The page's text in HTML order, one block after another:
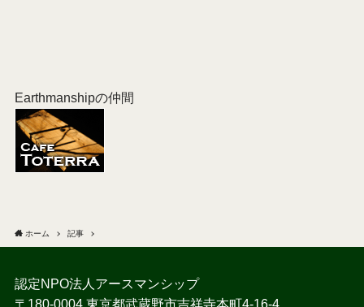
Earthmanshipの仲間
ホーム 記事
認定NPO法人アースマンシップ
〒180-0004 東京都武蔵野市吉祥寺本町4-16-4